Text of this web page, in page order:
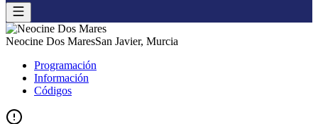
Neocine Dos MaresSan Javier, Murcia
Programación
Información
Códigos